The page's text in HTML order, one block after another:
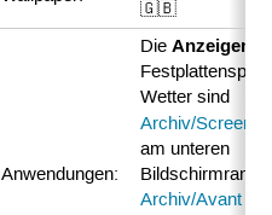
🇬🇧
Anwendungen:
DieAnzeigen
Wetter sind
Archiv/
am unteren
Bildschirmrand
Archiv/Avant